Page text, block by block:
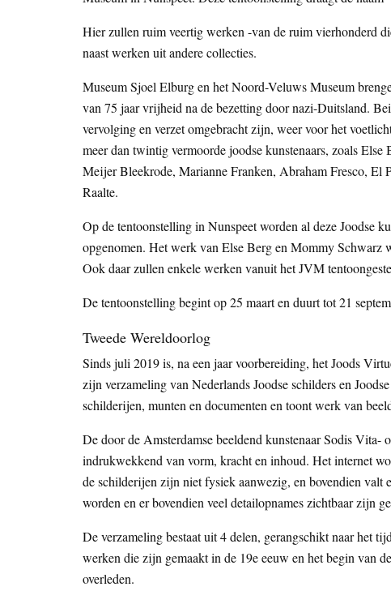
Hier zullen ruim veertig werken -van de ruim vierhonderd
naast werken uit andere collecties.
Museum Sjoel Elburg en het Noord-Veluws Museum
van 75 jaar vrijheid na de bezetting door nazi-Duitsland.
vervolging en verzet omgebracht zijn, weer voor het
meer dan twintig vermoorde joodse kunstenaars, zoals
Meijer Bleekrode, Marianne Franken, Abraham Fresco, El
Raalte.
Op de tentoonstelling in Nunspeet worden al deze Joodse
opgenomen. Het werk van Else Berg en Mommy Schwarz
Ook daar zullen enkele werken vanuit het JVM
De tentoonstelling begint op 25 maart en duurt tot 21
Tweede Wereldoorlog
Sinds juli 2019 is, na een jaar voorbereiding, het Joods
zijn verzameling van Nederlands Joodse schilders en
schilderijen, munten en documenten en toont werk van
De door de Amsterdamse beeldend kunstenaar Sodis
indrukwekkend van vorm, kracht en inhoud. Het internet
de schilderijen zijn niet fysiek aanwezig, en bovendien valt
worden en er bovendien veel detailopnames zichtbaar zijn
De verzameling bestaat uit 4 delen, gerangschikt naar het
werken die zijn gemaakt in de 19e eeuw en het begin van
overleden.